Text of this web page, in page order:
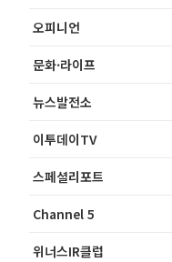
오피니언
문화·라이프
뉴스발전소
이투데이TV
스페셜리포트
Channel 5
위너스IR클럽